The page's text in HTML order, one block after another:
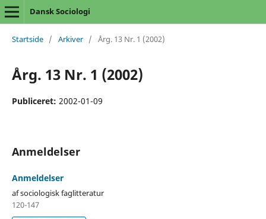
Dansk Sociologi
Startside / Arkiver / Årg. 13 Nr. 1 (2002)
Årg. 13 Nr. 1 (2002)
Publiceret: 2002-01-09
Anmeldelser
Anmeldelser
af sociologisk faglitteratur
120-147